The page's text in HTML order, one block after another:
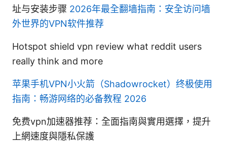
址与安装步骤 2026年最全翻墙指南：安全访问墙
外世界的VPN软件推荐
Hotspot shield vpn review what reddit users
really think and more
苹果手机VPN小火箭（Shadowrocket）终极使用
指南：畅游网络的必备教程 2026
免费vpn加速器推荐：全面指南與實用選擇，提升
上網速度與隱私保護